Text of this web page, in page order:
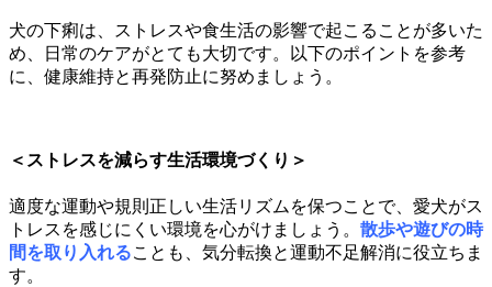
犬の下痢は、ストレスや食生活の影響で起こることが多いた
め、日常のケアがとても大切です。以下のポイントを参考
に、健康維持と再発防止に努めましょう。
＜ストレスを減らす生活環境づくり＞
適度な運動や規則正しい生活リズムを保つことで、愛犬がス
トレスを感じにくい環境を心がけましょう。 散歩や遊びの時
間を取り入れることも、気分転換と運動不足解消に役立ちま
す。